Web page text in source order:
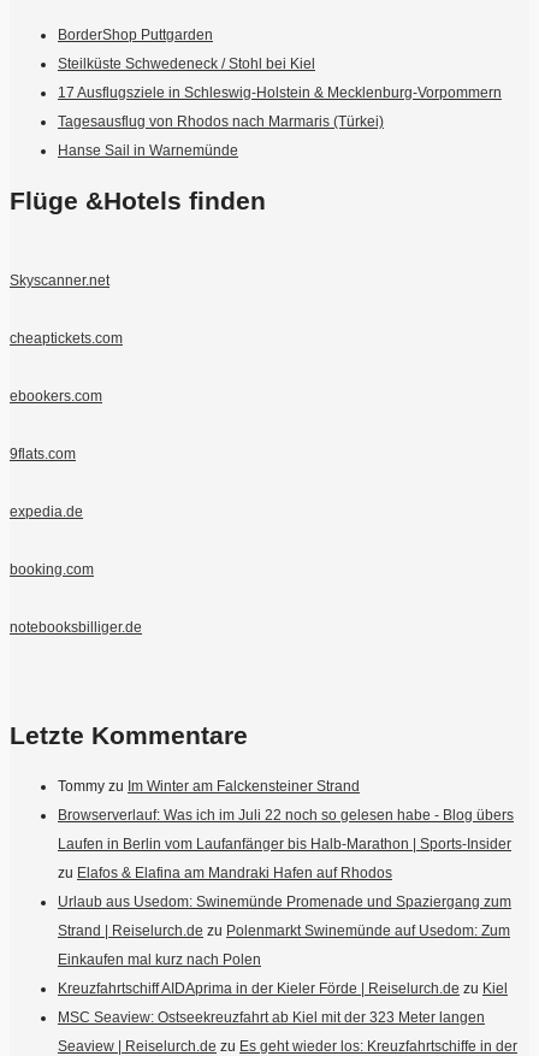
BorderShop Puttgarden
Steilküste Schwedeneck / Stohl bei Kiel
17 Ausflugsziele in Schleswig-Holstein & Mecklenburg-Vorpommern
Tagesausflug von Rhodos nach Marmaris (Türkei)
Hanse Sail in Warnemünde
Flüge &Hotels finden
Skyscanner.net
cheaptickets.com
ebookers.com
9flats.com
expedia.de
booking.com
notebooksbilliger.de
Letzte Kommentare
Tommy zu Im Winter am Falckensteiner Strand
Browserverlauf: Was ich im Juli 22 noch so gelesen habe - Blog übers
Laufen in Berlin vom Laufanfänger bis Halb-Marathon | Sports-Insider
zu Elafos & Elafina am Mandraki Hafen auf Rhodos
Urlaub aus Usedom: Swinemünde Promenade und Spaziergang zum
Strand | Reiselurch.de zu Polenmarkt Swinemünde auf Usedom: Zum
Einkaufen mal kurz nach Polen
Kreuzfahrtschiff AIDAprima in der Kieler Förde | Reiselurch.de zu Kiel
MSC Seaview: Ostseekreuzfahrt ab Kiel mit der 323 Meter langen
Seaview | Reiselurch.de zu Es geht wieder los: Kreuzfahrtschiffe in der